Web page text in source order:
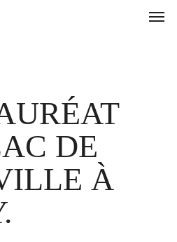
DE
À